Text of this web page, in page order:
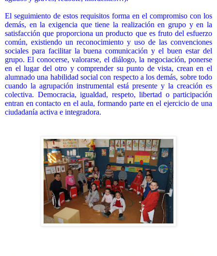
El seguimiento de estos requisitos forma en el compromiso con los
demás, en la exigencia que tiene la realización en grupo y en la
satisfacción que proporciona un producto que es fruto del esfuerzo
común, existiendo un reconocimiento y uso de las convenciones
sociales para facilitar la buena comunicación y el buen estar del
grupo. El conocerse, valorarse, el diálogo, la negociación, ponerse
en el lugar del otro y comprender su punto de vista, crean en el
alumnado una habilidad social con respecto a los demás, sobre todo
cuando la agrupación instrumental está presente y la creación es
colectiva. Democracia, igualdad, respeto, libertad o participación
entran en contacto en el aula, formando parte en el ejercicio de una
ciudadanía activa e integradora.